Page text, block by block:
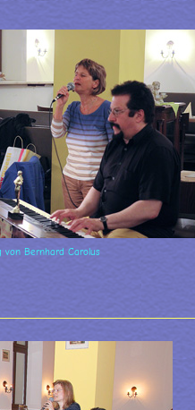
von Bernhard Carolus